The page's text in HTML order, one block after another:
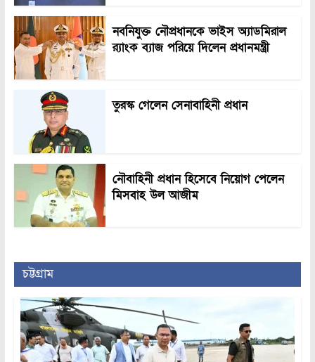
নবনিযুক্ত নৌপ্রধানকে ভাইস অ্যাডমিরাল
র‍্যাংক ব্যাজ পরিয়ে দিলেন প্রধানমন্ত্রী
তুরস্ক গেলেন সেনাবাহিনী প্রধান
নৌবাহিনী প্রধান হিসেবে নিয়োগ পেলেন
মিসবাহ উল আজীম
চট্টগ্রাম